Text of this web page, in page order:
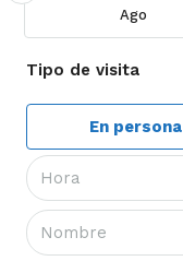
Ago
Tipo de visita
En persona
Hora